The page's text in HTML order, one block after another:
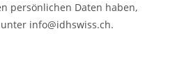
persönlichen Daten haben,
info@idhswiss.ch.